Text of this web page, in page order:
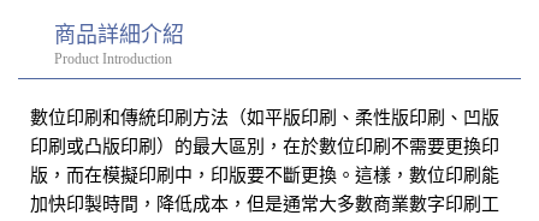
商品詳細介紹
Product Introduction
數位印刷和傳統印刷方法（如平版印刷、柔性版印刷、凹版
印刷或凸版印刷）的最大區別，在於數位印刷不需要更換印
版，而在模擬印刷中，印版要不斷更換。這樣，數位印刷能
加快印製時間，降低成本，但是通常大多數商業數字印刷工